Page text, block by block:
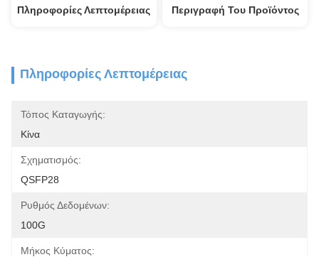
Πληροφορίες Λεπτομέρειας Περιγραφή Του Προϊόντος
Πληροφορίες Λεπτομέρειας
Τόπος Καταγωγής:
Κίνα
Σχηματισμός:
QSFP28
Ρυθμός Δεδομένων:
100G
Μήκος Κύματος: